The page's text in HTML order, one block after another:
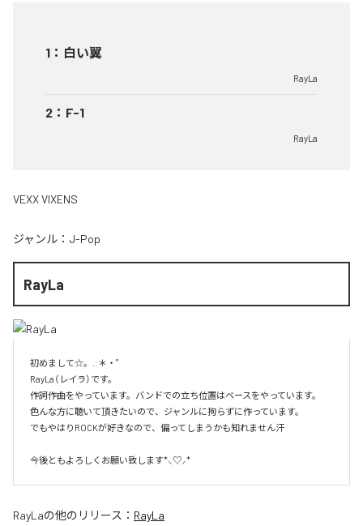
1 ： 白い翼
RayLa
2 ： F-1
RayLa
VEXX VIXENS
ジャンル： J-Pop
RayLa
初めまして☆。.:＊・゜
RayLa（レイラ）です。
作詞作曲をやっています。バンドでの立ち位置はベースをやっています。
色んな方に聴いて頂きたいので、ジャンルに拘らずに作っています。
でもやはりROCKが好きなので、偏ってしまうかも知れません汗
今後ともよろしくお願い致します*⸜♡⸝*
RayLaの他のリリース： RayLa